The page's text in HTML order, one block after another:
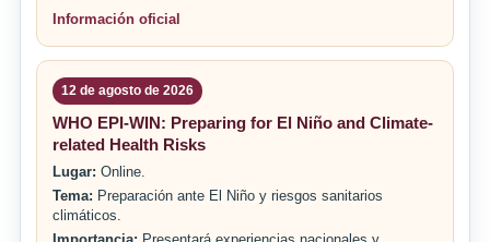
Información oficial
12 de agosto de 2026
WHO EPI-WIN: Preparing for El Niño and Climate-
related Health Risks
Lugar: Online.
Tema: Preparación ante El Niño y riesgos sanitarios
climáticos.